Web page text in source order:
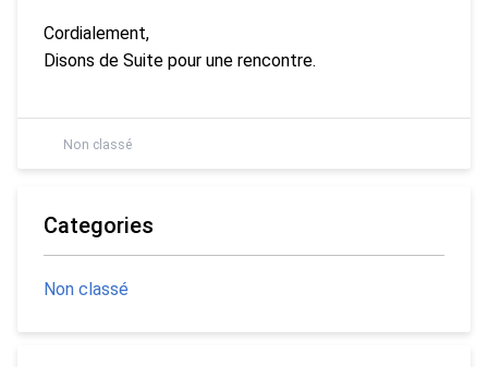
Cordialement,
Disons de Suite pour une rencontre.
Non classé
Categories
Non classé